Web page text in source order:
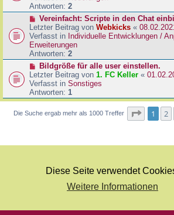
Diese Seite verwendet
Weitere Informationen
g
e
i
r
a
g
e
r
B
e
i
t
r
a
g
Antworten: 2
N
e
u
e
r
B
e
i
t
r
g
Vereinfacht: Scripte in den Chat
Letzter Beitrag von Webkicks «
Verfasst in Individuelle Entwicklungen /
Erweiterungen
Antworten: 2
N
e
u
e
r
B
e
r
Bildgröße für alle user einstellen.
Letzter Beitrag von 1. FC Keller «
Verfasst in Sonstiges
Antworten: 1
Die Suche ergab mehr als 1000 Treffer Seite
1 2
Deutsche Übersetzung durch